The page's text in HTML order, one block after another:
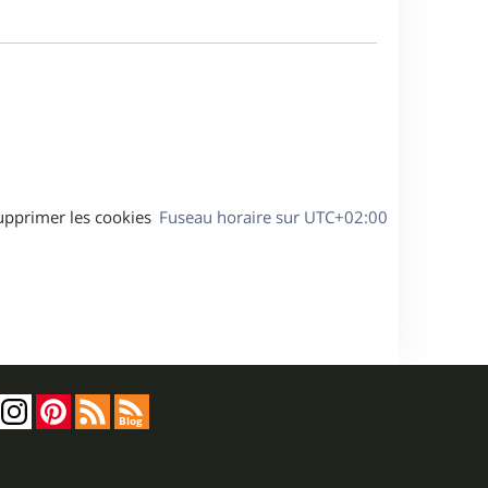
Fuseau horaire sur UTC+02:00
les cookies